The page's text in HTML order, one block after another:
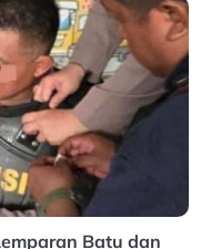
Batu dan